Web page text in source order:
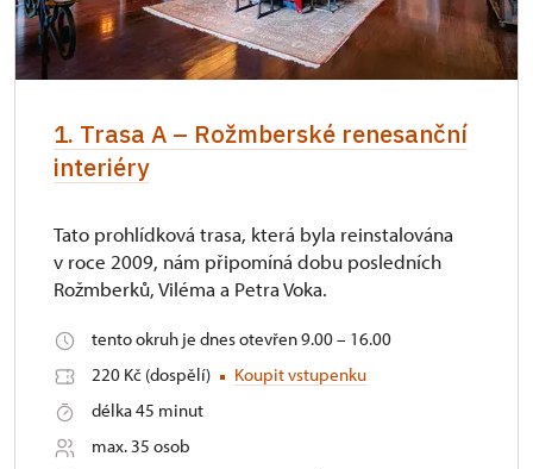
1. Trasa A – Rožmberské renesanční
interiéry
Tato prohlídková trasa, která byla reinstalována
v roce 2009, nám připomíná dobu posledních
Rožmberků, Viléma a Petra Voka.
tento okruh je dnes otevřen 9.00 – 16.00
220 Kč (dospělí)
Koupit vstupenku
délka 45 minut
max. 35 osob